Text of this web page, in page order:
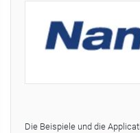
Die Beispiele und die